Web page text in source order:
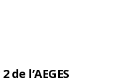
l’AEGES